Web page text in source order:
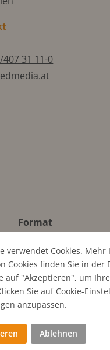
407 31 11-0
Format
400x258 mm
187x256 mm
187x126 mm
92x256 mm
60x256 mm
verwendet Cookies.
Cookies finden Sie in der
auf "Akzeptieren", um
Sie auf Cookie-
anzupassen.
Ablehnen